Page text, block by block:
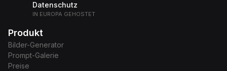
Datenschutz
IN EUROPA GEHOSTET
Produkt
Bilder-Generator
Prompt-Galerie
Preise